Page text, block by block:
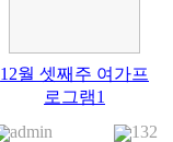
12월 셋째주 여가프
로그램1
admin
132